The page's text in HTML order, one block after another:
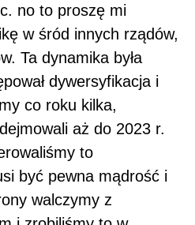
no to proszę mi
w śród innych rządów,
Ta dynamika była
dywersyfikacja i
co roku kilka,
aż do 2023 r.
to
być pewna mądrość i
walczymy z